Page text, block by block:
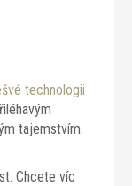
technologii
tajemstvím.
Chcete víc